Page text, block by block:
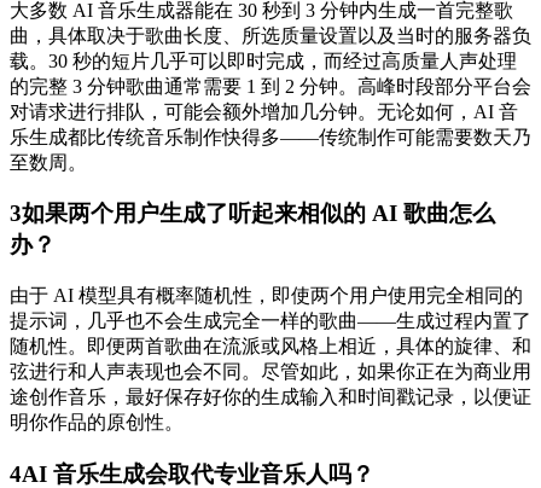
大多数 AI 音乐生成器能在 30 秒到 3 分钟内生成一首完整歌
曲，具体取决于歌曲长度、所选质量设置以及当时的服务器负
载。30 秒的短片几乎可以即时完成，而经过高质量人声处理
的完整 3 分钟歌曲通常需要 1 到 2 分钟。高峰时段部分平台会
对请求进行排队，可能会额外增加几分钟。无论如何，AI 音
乐生成都比传统音乐制作快得多——传统制作可能需要数天乃
至数周。
3如果两个用户生成了听起来相似的 AI 歌曲怎么
办？
由于 AI 模型具有概率随机性，即使两个用户使用完全相同的
提示词，几乎也不会生成完全一样的歌曲——生成过程内置了
随机性。即便两首歌曲在流派或风格上相近，具体的旋律、和
弦进行和人声表现也会不同。尽管如此，如果你正在为商业用
途创作音乐，最好保存好你的生成输入和时间戳记录，以便证
明你作品的原创性。
4AI 音乐生成会取代专业音乐人吗？